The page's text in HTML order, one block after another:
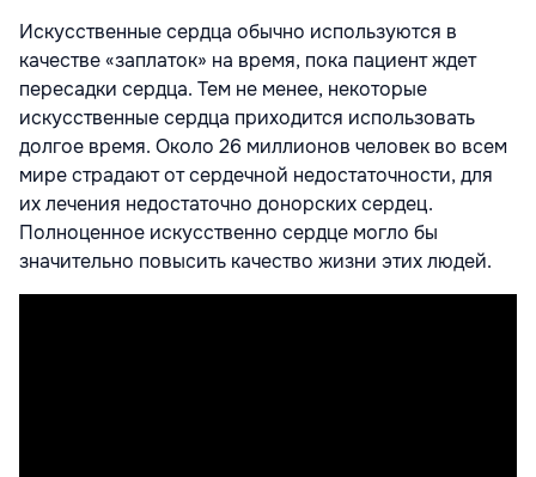
Искусственные сердца обычно используются в
качестве «заплаток» на время, пока пациент ждет
пересадки сердца. Тем не менее, некоторые
искусственные сердца приходится использовать
долгое время. Около 26 миллионов человек во всем
мире страдают от сердечной недостаточности, для
их лечения недостаточно донорских сердец.
Полноценное искусственно сердце могло бы
значительно повысить качество жизни этих людей.